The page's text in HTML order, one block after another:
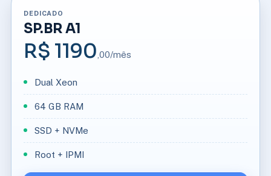
DEDICADO
SP.BR A1
R$ 1190 ,00/mês
Dual Xeon
64 GB RAM
SSD + NVMe
Root + IPMI